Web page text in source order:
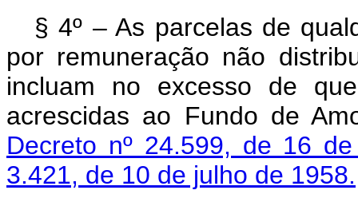
§ 4º – As parcelas de
por re­muneração não
incluam no ex­cesso de
acrescidas ao Fundo de
Decreto nº 24.599, de 16
3.421, de 10 de julho de 1958.